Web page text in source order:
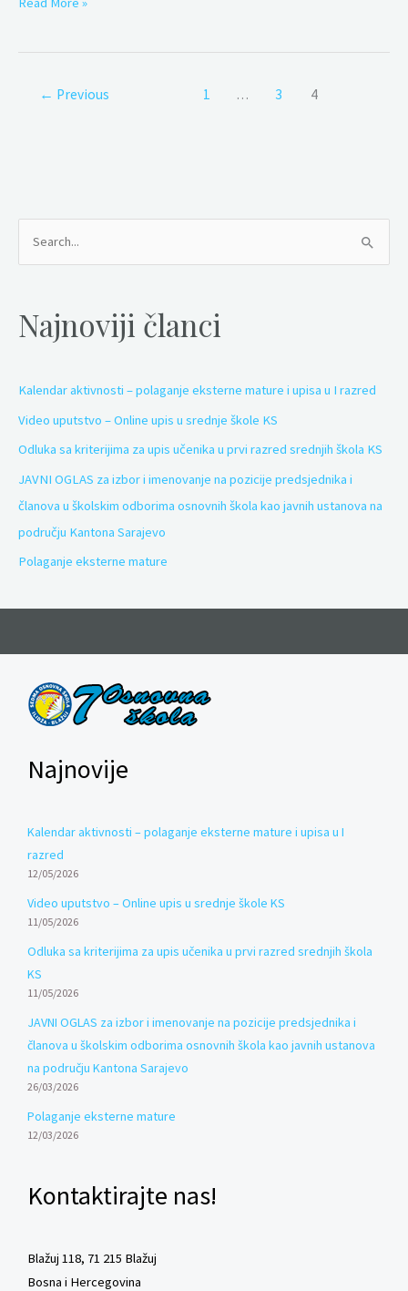
← Previous 1 … 3 4
o
r
:
Najnoviji članci
Kalendar aktivnosti – polaganje eksterne mature i upisa u I razred
Video uputstvo – Online upis u srednje škole KS
Odluka sa kriterijima za upis učenika u prvi razred srednjih škola KS
JAVNI OGLAS za izbor i imenovanje na pozicije predsjednika i
članova u školskim odborima osnovnih škola kao javnih ustanova na
području Kantona Sarajevo
Polaganje eksterne mature
Najnovije
Kalendar aktivnosti – polaganje eksterne mature i upisa u I
razred
12/05/2026
Video uputstvo – Online upis u srednje škole KS
11/05/2026
Odluka sa kriterijima za upis učenika u prvi razred srednjih škola
KS
11/05/2026
JAVNI OGLAS za izbor i imenovanje na pozicije predsjednika i
članova u školskim odborima osnovnih škola kao javnih ustanova
na području Kantona Sarajevo
26/03/2026
Polaganje eksterne mature
12/03/2026
Kontaktirajte nas!
Blažuj 118, 71 215 Blažuj
Bosna i Hercegovina